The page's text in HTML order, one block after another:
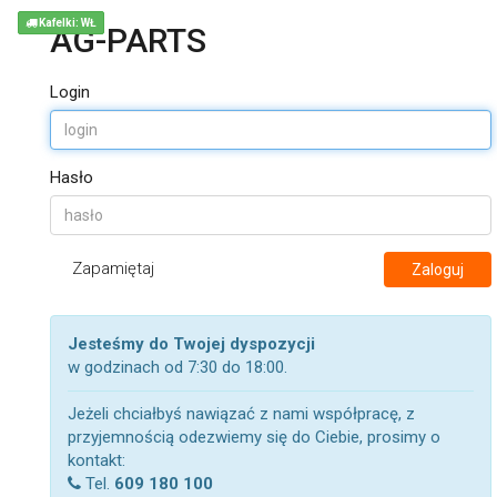
AG-PARTS
Login
Hasło
Zapamiętaj Zaloguj
Jesteśmy do Twojej dyspozycji
w godzinach od 7:30 do 18:00.
Jeżeli chciałbyś nawiązać z nami współpracę, z
przyjemnością odezwiemy się do Ciebie, prosimy o
kontakt:
Tel. 609 180 100
Kafelki: WŁ